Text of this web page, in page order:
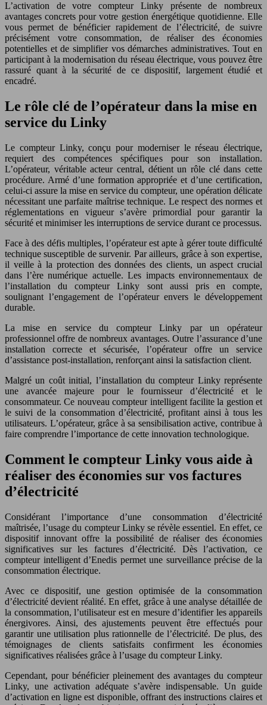
L’activation de votre compteur Linky présente de nombreux
avantages concrets pour votre gestion énergétique quotidienne. Elle
vous permet de bénéficier rapidement de l’électricité, de suivre
précisément votre consommation, de réaliser des économies
potentielles et de simplifier vos démarches administratives. Tout en
participant à la modernisation du réseau électrique, vous pouvez être
rassuré quant à la sécurité de ce dispositif, largement étudié et
encadré.
Le rôle clé de l’opérateur dans la mise en
service du Linky
Le compteur Linky, conçu pour moderniser le réseau électrique,
requiert des compétences spécifiques pour son installation.
L’opérateur, véritable acteur central, détient un rôle clé dans cette
procédure. Armé d’une formation appropriée et d’une certification,
celui-ci assure la mise en service du compteur, une opération délicate
nécessitant une parfaite maîtrise technique. Le respect des normes et
réglementations en vigueur s’avère primordial pour garantir la
sécurité et minimiser les interruptions de service durant ce processus.
Face à des défis multiples, l’opérateur est apte à gérer toute difficulté
technique susceptible de survenir. Par ailleurs, grâce à son expertise,
il veille à la protection des données des clients, un aspect crucial
dans l’ère numérique actuelle. Les impacts environnementaux de
l’installation du compteur Linky sont aussi pris en compte,
soulignant l’engagement de l’opérateur envers le développement
durable.
La mise en service du compteur Linky par un opérateur
professionnel offre de nombreux avantages. Outre l’assurance d’une
installation correcte et sécurisée, l’opérateur offre un service
d’assistance post-installation, renforçant ainsi la satisfaction client.
Malgré un coût initial, l’installation du compteur Linky représente
une avancée majeure pour le fournisseur d’électricité et le
consommateur. Ce nouveau compteur intelligent facilite la gestion et
le suivi de la consommation d’électricité, profitant ainsi à tous les
utilisateurs. L’opérateur, grâce à sa sensibilisation active, contribue à
faire comprendre l’importance de cette innovation technologique.
Comment le compteur Linky vous aide à
réaliser des économies sur vos factures
d’électricité
Considérant l’importance d’une consommation d’électricité
maîtrisée, l’usage du compteur Linky se révèle essentiel. En effet, ce
dispositif innovant offre la possibilité de réaliser des économies
significatives sur les factures d’électricité. Dès l’activation, ce
compteur intelligent d’Enedis permet une surveillance précise de la
consommation électrique.
Avec ce dispositif, une gestion optimisée de la consommation
d’électricité devient réalité. En effet, grâce à une analyse détaillée de
la consommation, l’utilisateur est en mesure d’identifier les appareils
énergivores. Ainsi, des ajustements peuvent être effectués pour
garantir une utilisation plus rationnelle de l’électricité. De plus, des
témoignages de clients satisfaits confirment les économies
significatives réalisées grâce à l’usage du compteur Linky.
Cependant, pour bénéficier pleinement des avantages du compteur
Linky, une activation adéquate s’avère indispensable. Un guide
d’activation en ligne est disponible, offrant des instructions claires et